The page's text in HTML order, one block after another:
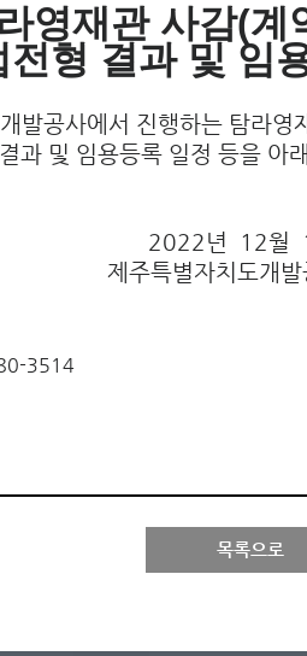
영재관 사감(계
전형 결과 및 임
발공사에서 진행하는 탐라영
결과 및 임용등록 일정 등을 아
2022년 12월
제주특별자치도개
3514
목록으로